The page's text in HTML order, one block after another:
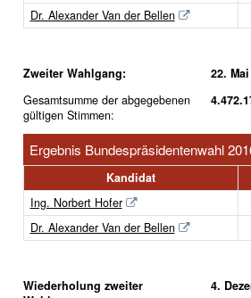
Dr. Alexander Van der Bellen
Zweiter Wahlgang:
Gesamtsumme der abgegebenen
gültigen Stimmen:
22.
Ergebnis Bundespräsidentenwahl
Kandidat
Ing. Norbert Hofer
Dr. Alexander Van der Bellen
Wiederholung zweiter
4.